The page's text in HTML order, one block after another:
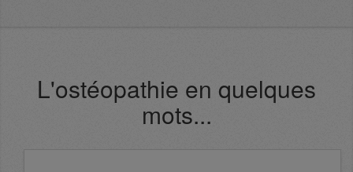
L'ostéopathie en quelques
mots...